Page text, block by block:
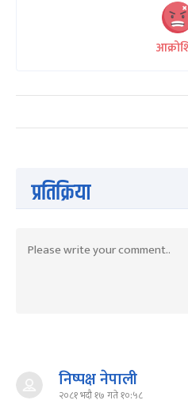
प्रतिक्रिया
निष्पक्ष नेपाली
२०८१ भदौ १७ गते १०:५८